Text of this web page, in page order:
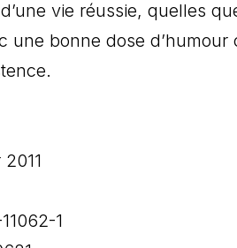
vie réussie, quelles
une bonne dose
1